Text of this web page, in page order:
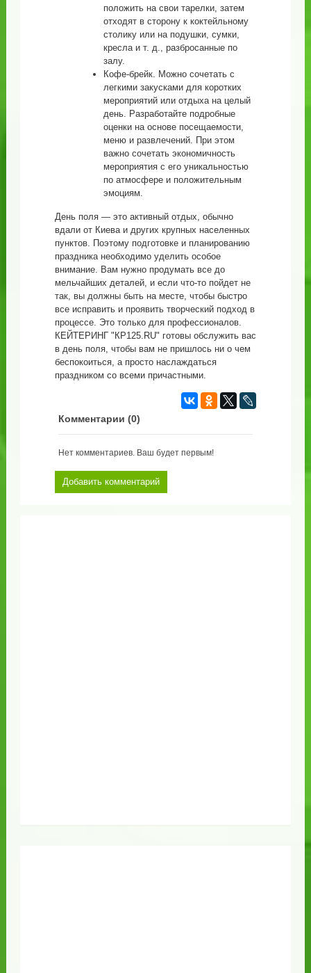
положить на свои тарелки, затем
отходят в сторону к коктейльному
столику или на подушки, сумки,
кресла и т. д., разбросанные по
залу.
Кофе-брейк. Можно сочетать с
легкими закусками для коротких
мероприятий или отдыха на целый
день. Разработайте подробные
оценки на основе посещаемости,
меню и развлечений. При этом
важно сочетать экономичность
мероприятия с его уникальностью
по атмосфере и положительным
эмоциям.
День поля — это активный отдых, обычно
вдали от Киева и других крупных населенных
пунктов. Поэтому подготовке и планированию
праздника необходимо уделить особое
внимание. Вам нужно продумать все до
мельчайших деталей, и если что-то пойдет не
так, вы должны быть на месте, чтобы быстро
все исправить и проявить творческий подход в
процессе. Это только для профессионалов.
КЕЙТЕРИНГ "КP125.RU" готовы обслужить вас
в день поля, чтобы вам не пришлось ни о чем
беспокоиться, а просто наслаждаться
праздником со всеми причастными.
Комментарии (0)
Нет комментариев. Ваш будет первым!
Добавить комментарий